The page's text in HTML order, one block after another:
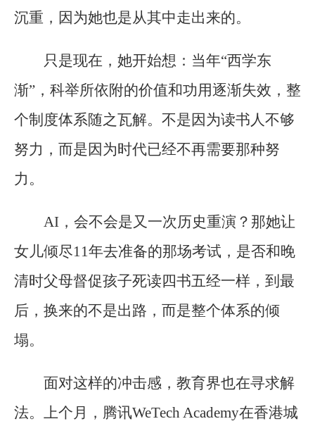
沉重，因为她也是从其中走出来的。
只是现在，她开始想：当年“西学东
渐”，科举所依附的价值和功用逐渐失效，整
个制度体系随之瓦解。不是因为读书人不够
努力，而是因为时代已经不再需要那种努
力。
AI，会不会是又一次历史重演？那她让
女儿倾尽11年去准备的那场考试，是否和晚
清时父母督促孩子死读四书五经一样，到最
后，换来的不是出路，而是整个体系的倾
塌。
面对这样的冲击感，教育界也在寻求解
法。上个月，腾讯WeTech Academy在香港城